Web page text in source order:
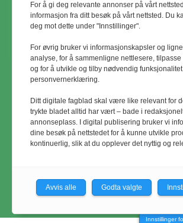
© Utemiljø24 & Idrettsanlegg
Materialet er vernet etter
Uten uttrykkelig samtykke er
eksemplarfremstilling bare tillatt
Innstillinger
For å gi deg relevante annonser på vårt
informasjon fra ditt besøk på vårt nettsted. Du
deg mot dette under "Innstillinger".
For øvrig bruker vi informasjonskapsler og
analyse, for å sammenligne nettlesere,
og for å utvikle og tilby nødvendig
personvernerklæring.
Ditt digitale fagblad skal være like relevant for
trykte bladet alltid har vært – bade i
annonseplass. I digital publisering bruker vi
dine besøk på nettstedet for å kunne utvikle
kontinuerlig, slik at du opplever det nyttig og
Avvis alle Godta valgte